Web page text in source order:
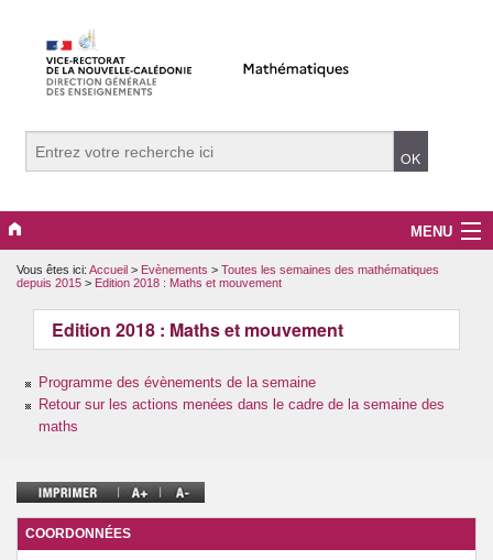
MENU
Evènements
Collège
Lycée
Vers le supérieur
Prévention de l’innumérisme
Vous êtes ici: Accueil > Evènements > Toutes les semaines des mathématiques
depuis 2015 > Edition 2018 : Maths et mouvement
Edition 2018 : Maths et mouvement
Programme des évènements de la semaine
Retour sur les actions menées dans le cadre de la semaine des
maths
COORDONNÉES